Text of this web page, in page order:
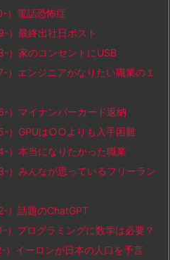
電話恐怖症
最終出社日ポスト
家のコンセントにUSB
エンジニアがなりたい職業の１
マイナンバーカード返納
）GPUは○○よりも入手困難
本当になりたかった職業
みんなが思っているフリーラン
話題のChatGPT
プログラミングに数学は必要？
イーロンが日本の人口を予言